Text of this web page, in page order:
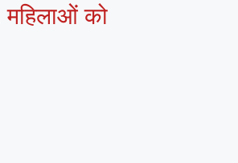
महिलाओं को